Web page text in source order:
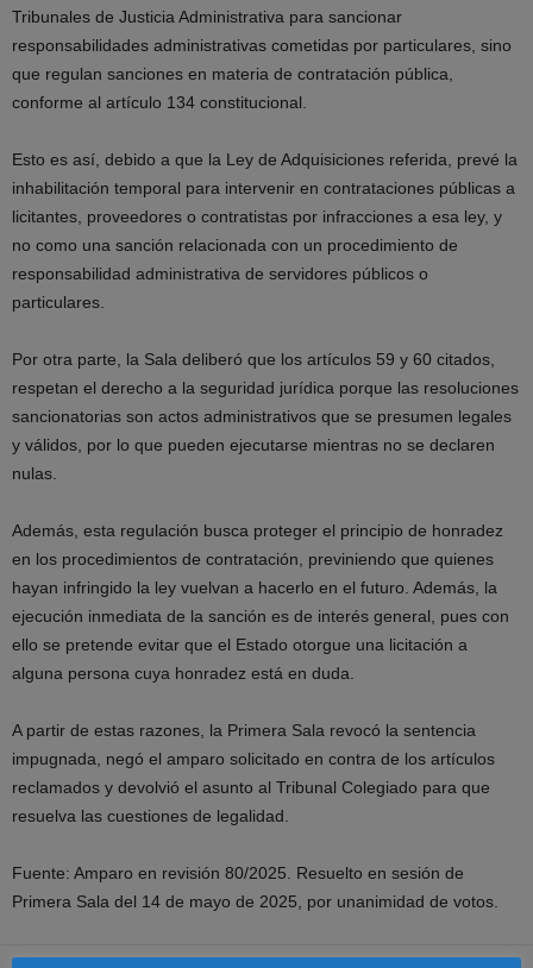
Tribunales de Justicia Administrativa para sancionar
responsabilidades administrativas cometidas por particulares, sino
que regulan sanciones en materia de contratación pública,
conforme al artículo 134 constitucional.
Esto es así, debido a que la Ley de Adquisiciones referida, prevé la
inhabilitación temporal para intervenir en contrataciones públicas a
licitantes, proveedores o contratistas por infracciones a esa ley, y
no como una sanción relacionada con un procedimiento de
responsabilidad administrativa de servidores públicos o
particulares.
Por otra parte, la Sala deliberó que los artículos 59 y 60 citados,
respetan el derecho a la seguridad jurídica porque las resoluciones
sancionatorias son actos administrativos que se presumen legales
y válidos, por lo que pueden ejecutarse mientras no se declaren
nulas.
Además, esta regulación busca proteger el principio de honradez
en los procedimientos de contratación, previniendo que quienes
hayan infringido la ley vuelvan a hacerlo en el futuro. Además, la
ejecución inmediata de la sanción es de interés general, pues con
ello se pretende evitar que el Estado otorgue una licitación a
alguna persona cuya honradez está en duda.
A partir de estas razones, la Primera Sala revocó la sentencia
impugnada, negó el amparo solicitado en contra de los artículos
reclamados y devolvió el asunto al Tribunal Colegiado para que
resuelva las cuestiones de legalidad.
Fuente: Amparo en revisión 80/2025. Resuelto en sesión de
Primera Sala del 14 de mayo de 2025, por unanimidad de votos.